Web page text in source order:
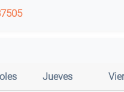
Jueves